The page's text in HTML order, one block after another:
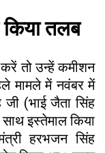
किया तलब
करें तो उन्हें कमीशन
मामले में नवंबर में
जी (भाई जैता सिंह
इस्तेमाल किया
हरभजन सिंह